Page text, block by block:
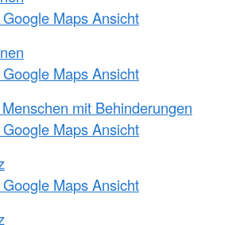
Maps Ansicht
Maps Ansicht
mit Behinderungen
Maps Ansicht
Maps Ansicht